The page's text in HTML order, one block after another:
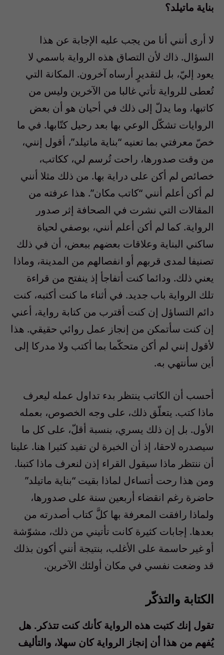
بناية ماتيلد؟
لا أرى أنني أنا من يجب عليه الإجابة عن هذا
السؤال. ذاك لأن التصاق هذه الرواية باسمي لا
يعود إليّ، بل لتقديرٍ أرساه آخرون. المكانة التي
تُعطى للرواية تأتي غالبا من الآخرين وليس من
كاتبها، وما يدلّ إلى ذلك في أحيان هو أن بعض
الروايات تشكّل الوعي بها بعد رحيل كتّابها. في ما
خصّ معرفتي بما تعنيه “بناية ماتيلد”، أقول إنني،
من وقت صدورها، راحت تُرسم لي، ككاتب،
خصائص لم أكن على دراية بها. من ذلك مثلا أنني
لم أكن أعلم أنني “كاتب مكان”. هذا عرفته من
المقالات التي نشرت في الصحافة إثر صدور
الرواية. كما لم أكن أعلم أنني، بوصفي لحياة
ساكني البناية وعلاقات بعضهم ببعض، أن في ذلك
تصنيفا لمدى قربهم أو انفصالهم من المدينة، وماذا
يعني ذلك. ودائما كنت أتفاجأ إذ ينفتح من قراءة
تلك الرواية باب جديد. في أثناء ما كنت أكتبه، كنت
دائم التساؤل إن كنت أقترب من كتابة رواية، أعني
إن كنت سأتمكن من إنجاز عمل روائي حقيقي. هذا
لأقول إنني لم أكن متحكّما بما أكتب ولا مدركا إلى
أين سأنتهي به.
أحسب أن الكاتب ينتظر بدء تداول عمله ليعرف
ماذا كتب. يتعلّق ذلك، على وجه الخصوص، بعمله
الأول. بل إن ذلك يسري، بنسبة أقلّ، على كل ما
سيصدره لاحقا، إذ أن الخبرة لن تفيد كثيرا هنا. علينا
أن ننتظر ماذا سيقول القراء إذن لنعرف ماذا كتبنا.
ومن هذا رحت أتساءل لماذا بقيت “بناية ماتيلد”
حاضرة رغم انقضاء أربعين سنة على صدورها،
ولماذا رافقت المعرفة بها كلَّ كتاب أصدرته من
بعدها. إجابات كثيرة كانت تأتيني من ذلك، مشوّشة
أو غير حاسمة على الأغلب، بنتيجة أنني أكون بذلك
قد وضعت نفسي في مكان أولئك الآخرين.
الكتابة والتذكّر
تقول إنك كتبت هذه الرواية كأنك كنت تتذكر. هل
يُفهم من هذا أن إنجاز الرواية كان سهلا، والتأليف